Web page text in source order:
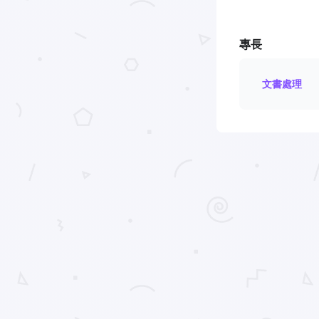
專長
文書處理